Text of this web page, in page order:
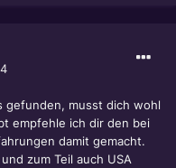
gefunden, musst dich wohl
empfehle ich dir den bei
damit gemacht.
zum Teil auch USA